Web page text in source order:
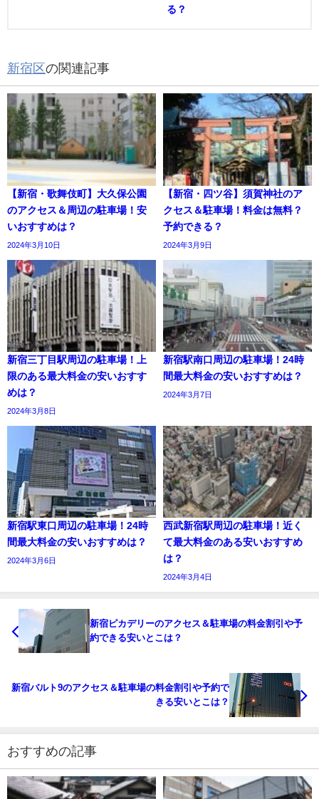
る？
新宿区の関連記事
【新宿・歌舞伎町】大久保公園
のアクセス＆周辺の駐車場！安
いおすすめは？
2024年3月10日
【新宿・四ツ谷】須賀神社のア
クセス＆駐車場！料金は無料？
予約できる？
2024年3月9日
新宿三丁目駅周辺の駐車場！上
限のある最大料金の安いおすす
めは？
2024年3月8日
新宿駅南口周辺の駐車場！24時
間最大料金の安いおすすめは？
2024年3月7日
新宿駅東口周辺の駐車場！24時
間最大料金の安いおすすめは？
2024年3月6日
西武新宿駅周辺の駐車場！近く
て最大料金のある安いおすすめ
は？
2024年3月4日
新宿ピカデリーのアクセス＆駐車場の料金割引や予
約できる安いとこは？
新宿バルト9のアクセス＆駐車場の料金割引や予約で
きる安いとこは？
おすすめの記事